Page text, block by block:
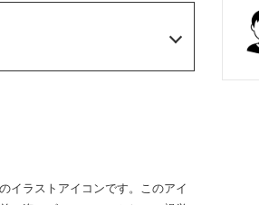
イラストアイコンです。このアイ